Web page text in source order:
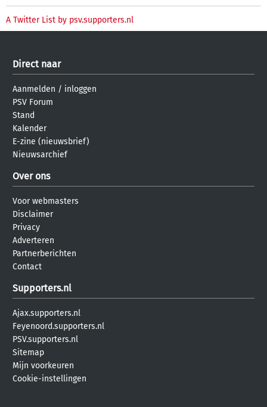
A Twitter List by psv.supporters.nl
Direct naar
Aanmelden / inloggen
PSV Forum
Stand
Kalender
E-zine (nieuwsbrief)
Nieuwsarchief
Over ons
Voor webmasters
Disclaimer
Privacy
Adverteren
Partnerberichten
Contact
Supporters.nl
Ajax.supporters.nl
Feyenoord.supporters.nl
PSV.supporters.nl
Sitemap
Mijn voorkeuren
Cookie-instellingen